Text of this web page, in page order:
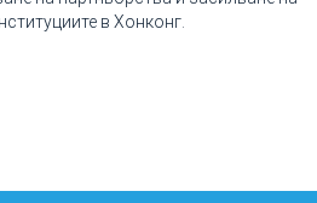
в Хонконг.